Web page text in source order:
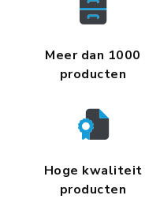
Meer dan 1000
producten
Hoge kwaliteit
producten